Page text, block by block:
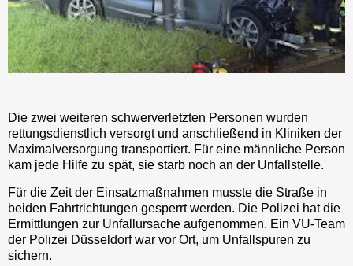
Die zwei weiteren schwerverletzten Personen wurden
rettungsdienstlich versorgt und anschließend in Kliniken der
Maximalversorgung transportiert. Für eine männliche Person
kam jede Hilfe zu spät, sie starb noch an der Unfallstelle.
Für die Zeit der Einsatzmaßnahmen musste die Straße in
beiden Fahrtrichtungen gesperrt werden. Die Polizei hat die
Ermittlungen zur Unfallursache aufgenommen. Ein VU-Team
der Polizei Düsseldorf war vor Ort, um Unfallspuren zu
sichern.